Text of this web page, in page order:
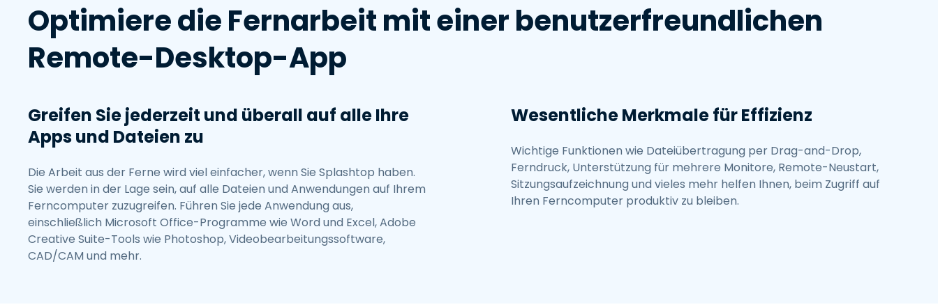
Optimiere die Fernarbeit mit einer benutzerfreundlichen
Remote-Desktop-App
Greifen Sie jederzeit und überall auf alle Ihre
Apps und Dateien zu
Die Arbeit aus der Ferne wird viel einfacher, wenn Sie Splashtop haben.
Sie werden in der Lage sein, auf alle Dateien und Anwendungen auf Ihrem
Ferncomputer zuzugreifen. Führen Sie jede Anwendung aus,
einschließlich Microsoft Office-Programme wie Word und Excel, Adobe
Creative Suite-Tools wie Photoshop, Videobearbeitungssoftware,
CAD/CAM und mehr.
Wesentliche Merkmale für Effizienz
Wichtige Funktionen wie Dateiübertragung per Drag-and-Drop,
Ferndruck, Unterstützung für mehrere Monitore, Remote-Neustart,
Sitzungsaufzeichnung und vieles mehr helfen Ihnen, beim Zugriff auf
Ihren Ferncomputer produktiv zu bleiben.